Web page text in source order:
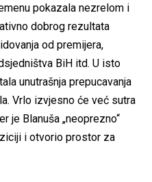
pokazala nezrelom i
dobrog rezultata
od premijera,
BiH itd. U isto
unutrašnja prepucavanja
Vrlo izvjesno će već sutra
je Blanuša „neoprezno“
i otvorio prostor za